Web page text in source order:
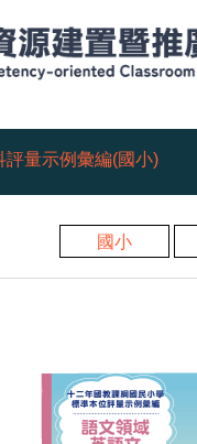
置暨
評量示例彙編(國小)
國小